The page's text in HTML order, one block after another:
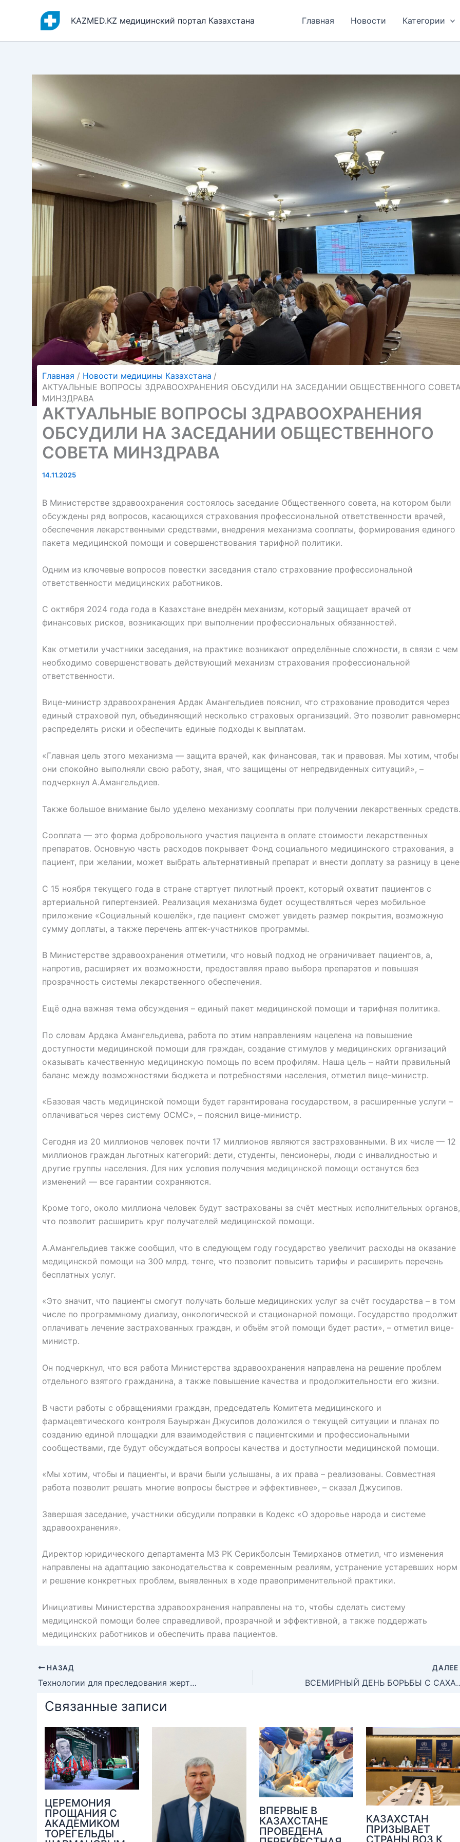
содержимому
KAZMED.KZ медицинский портал Казахстана Главная Новости Категории
Главная
Новости медицины Казахстана
АКТУАЛЬНЫЕ ВОПРОСЫ ЗДРАВООХРАНЕНИЯ ОБСУДИЛИ НА ЗАСЕДАНИИ ОБЩЕСТВЕННОГО СОВЕТА
МИНЗДРАВА
АКТУАЛЬНЫЕ ВОПРОСЫ ЗДРАВООХРАНЕНИЯ
ОБСУДИЛИ НА ЗАСЕДАНИИ ОБЩЕСТВЕННОГО
СОВЕТА МИНЗДРАВА
14.11.2025
В Министерстве здравоохранения состоялось заседание Общественного совета, на котором были
обсуждены ряд вопросов, касающихся страхования профессиональной ответственности врачей,
обеспечения лекарственными средствами, внедрения механизма сооплаты, формирования единого
пакета медицинской помощи и совершенствования тарифной политики.
Одним из ключевые вопросов повестки заседания стало страхование профессиональной
ответственности медицинских работников.
С октября 2024 года года в Казахстане внедрён механизм, который защищает врачей от
финансовых рисков, возникающих при выполнении профессиональных обязанностей.
Как отметили участники заседания, на практике возникают определённые сложности, в связи с чем
необходимо совершенствовать действующий механизм страхования профессиональной
ответственности.
Вице-министр здравоохранения Ардак Амангельдиев пояснил, что страхование проводится через
единый страховой пул, объединяющий несколько страховых организаций. Это позволит
распределять риски и обеспечить единые подходы к выплатам.
«Главная цель этого механизма — защита врачей, как финансовая, так и правовая. Мы хотим, чтобы
они спокойно выполняли свою работу, зная, что защищены от непредвиденных ситуаций», –
подчеркнул А.Амангельдиев.
Также большое внимание было уделено механизму сооплаты при получении лекарственных средств.
Сооплата — это форма добровольного участия пациента в оплате стоимости лекарственных
препаратов. Основную часть расходов покрывает Фонд социального медицинского страхования, а
пациент, при желании, может выбрать альтернативный препарат и внести доплату за разницу в
С 15 ноября текущего года в стране стартует пилотный проект, который охватит пациентов с
артериальной гипертензией. Реализация механизма будет осуществляться через мобильное
приложение «Социальный кошелёк», где пациент сможет увидеть размер покрытия, возможную
сумму доплаты, а также перечень аптек-участников программы.
В Министерстве здравоохранения отметили, что новый подход не ограничивает пациентов, а,
напротив, расширяет их возможности, предоставляя право выбора препаратов и повышая
прозрачность системы лекарственного обеспечения.
Ещё одна важная тема обсуждения – единый пакет медицинской помощи и тарифная политика.
По словам Ардака Амангельдиева, работа по этим направлениям нацелена на повышение
доступности медицинской помощи для граждан, создание стимулов у медицинских организаций
оказывать качественную медицинскую помощь по всем профилям. Наша цель – найти правильный
баланс между возможностями бюджета и потребностями населения, отметил вице-министр.
«Базовая часть медицинской помощи будет гарантирована государством, а расширенные услуги –
оплачиваться через систему ОСМС», – пояснил вице-министр.
Сегодня из 20 миллионов человек почти 17 миллионов являются застрахованными. В их числе — 12
миллионов граждан льготных категорий: дети, студенты, пенсионеры, люди с инвалидностью и
другие группы населения. Для них условия получения медицинской помощи останутся без
изменений — все гарантии сохраняются.
Кроме того, около миллиона человек будут застрахованы за счёт местных исполнительных органов,
что позволит расширить круг получателей медицинской помощи.
А.Амангельдиев также сообщил, что в следующем году государство увеличит расходы на оказание
медицинской помощи на 300 млрд. тенге, что позволит повысить тарифы и расширить перечень
бесплатных услуг.
«Это значит, что пациенты смогут получать больше медицинских услуг за счёт государства – в том
числе по программному диализу, онкологической и стационарной помощи. Государство продолжит
оплачивать лечение застрахованных граждан, и объём этой помощи будет расти», – отметил вице-
министр.
Он подчеркнул, что вся работа Министерства здравоохранения направлена на решение проблем
отдельного взятого гражданина, а также повышение качества и продолжительности его жизни.
В части работы с обращениями граждан, председатель Комитета медицинского и
фармацевтического контроля Бауыржан Джусипов доложился о текущей ситуации и планах по
созданию единой площадки для взаимодействия с пациентскими и профессиональными
сообществами, где будут обсуждаться вопросы качества и доступности медицинской помощи.
«Мы хотим, чтобы и пациенты, и врачи были услышаны, а их права – реализованы. Совместная
работа позволит решать многие вопросы быстрее и эффективнее», – сказал Джусипов.
Завершая заседание, участники обсудили поправки в Кодекс «О здоровье народа и системе
здравоохранения».
Директор юридического департамента МЗ РК Серикболсын Темирханов отметил, что изменения
направлены на адаптацию законодательства к современным реалиям, устранение устаревших норм
и решение конкретных проблем, выявленных в ходе правоприменительной практики.
Инициативы Министерства здравоохранения направлены на то, чтобы сделать систему
медицинской помощи более справедливой, прозрачной и эффективной, а также поддержать
медицинских работников и обеспечить права пациентов.
НАЗАД
Технологии для преследования жертвы. Кибербуллинг и киберсталкинг
ДАЛЕЕ
ВСЕМИРНЫЙ ДЕНЬ БОРЬБЫ С
Связанные записи
ЦЕРЕМОНИЯ
ПРОЩАНИЯ С
АКАДЕМИКОМ
ТОРЕГЕЛЬДЫ
ВПЕРВЫЕ В
КАЗАХСТАНЕ
ПРОВЕДЕНА
КАЗАХСТАН
ПРИЗЫВАЕТ
СТРАНЫ ВОЗ К